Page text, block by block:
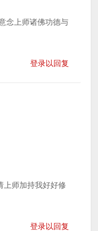
念上师诸佛功德与
登录以回复
上师加持我好好修
登录以回复